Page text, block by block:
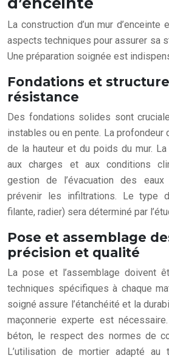
La construction d’un mur d’enceinte
aspects techniques pour assurer sa
Une préparation soignée est
Fondations et
résistance
Des fondations solides sont
instables ou en pente. La profondeur
de la hauteur et du poids du mur.
aux charges et aux conditions
gestion de l’évacuation des
prévenir les infiltrations. Le type
filante, radier) sera déterminé par
Pose et assemblage
précision et qualité
La pose et l’assemblage doivent
techniques spécifiques à chaque
soigné assure l’étanchéité et la
maçonnerie experte est
béton, le respect des normes de
L’utilisation de mortier adapté